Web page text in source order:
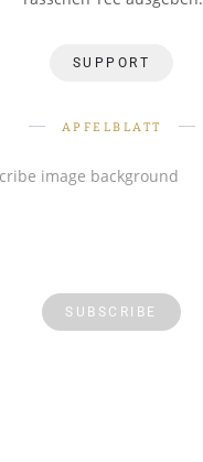
SUPPORT
APFELBLATT
SUBSCRIBE